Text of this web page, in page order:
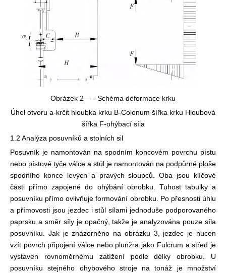
Obrázek 2— - Schéma deformace krku
Úhel otvoru a-krčit hloubka krku B-Colonum šířka krku Hloubová
šířka F-ohýbací síla
1.2 Analýza posuvníků a stolních sil
Posuvník je namontován na spodním koncovém povrchu pístu
nebo pístové tyče válce a stůl je namontován na podpůrné ploše
spodního konce levých a pravých sloupců. Oba jsou klíčové
části přímo zapojené do ohýbání obrobku. Tuhost tabulky a
posuvníku přímo ovlivňuje formování obrobku. Po přesnosti úhlu
a přímovosti jsou jezdec i stůl sílami jednoduše podporovaného
paprsku a směr síly je opačný, takže je analyzována pouze síla
posuvníku. Jak je znázorněno na obrázku 3, jezdec je nucen
vzít povrch připojení válce nebo plunžra jako Fulcrum a střed je
vystaven rovnoměrnému zatížení podle délky obrobku. U
posuvníku stejného ohybového stroje na tonáž je množství